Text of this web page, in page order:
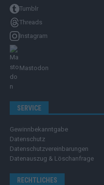
Tumblr
Threads
Instagram
Mastodon
SERVICE
Gewinnbekanntgabe
Datenschutz
Datenschutzvereinbarungen
Datenauszug & Löschanfrage
RECHTLICHES